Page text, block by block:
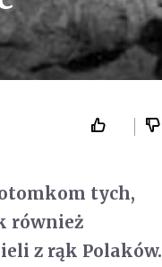
tych,
również
z rąk Polaków.